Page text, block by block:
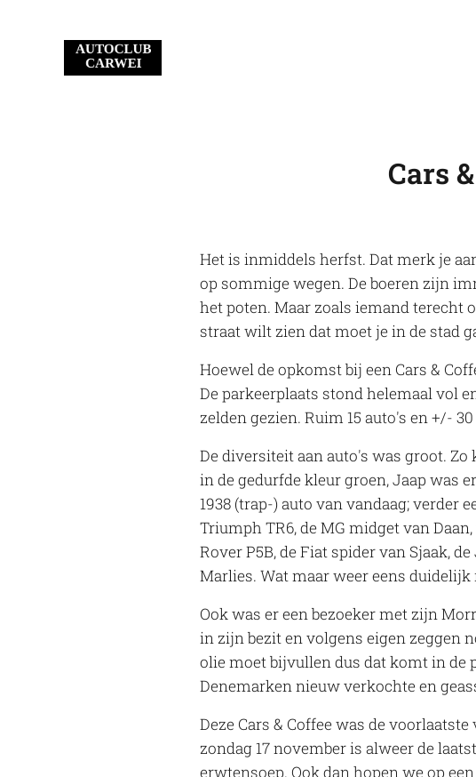
Cars
Het is inmiddels herfst. Dat merk je
op sommige wegen. De boeren zijn
het poten. Maar zoals iemand terecht
straat wilt zien dat moet je in de stad
Hoewel de opkomst bij een Cars &
De parkeerplaats stond helemaal vol
zelden gezien. Ruim 15 auto's en +/-
De diversiteit aan auto's was groot.
in de gedurfde kleur groen, Jaap was
1938 (trap-) auto van vandaag; verder
Triumph TR6, de MG midget van
Rover P5B, de Fiat spider van Sjaak,
Marlies. Wat maar weer eens
Ook was er een bezoeker met zijn
in zijn bezit en volgens eigen zeggen
olie moet bijvullen dus dat komt in de
Denemarken nieuw verkochte en
Deze Cars & Coffee was de
zondag 17 november is alweer de
erwtensoep. Ook dan hopen we op